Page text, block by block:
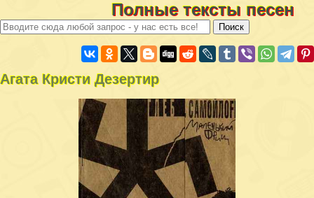
Полные тексты песен
Агата Кристи Дезертир